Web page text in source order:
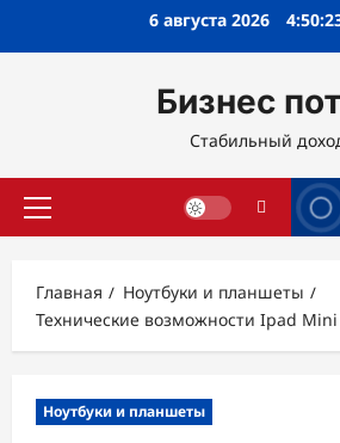
6 августа 2026
Бизнес
Стабильный
Основное
Главная
Ноутбуки и планшеты
Технические возможности Ipad
Ноутбуки и планшеты